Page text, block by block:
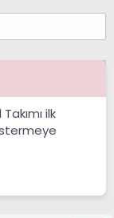
ilk